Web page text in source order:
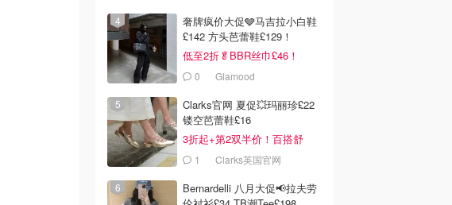
奢牌疯价大促🩶马吉拉小白鞋
£142 方头芭蕾鞋£129！
低至2折🥬BBR丝巾£46！
0 Glamood
Clarks官网 夏促💥玛丽珍£22
镂空芭蕾鞋£16
3折起+第2双半价！百搭舒
服！1 Clarks英国官网
Bernardelli 八月大促📢拉夫劳